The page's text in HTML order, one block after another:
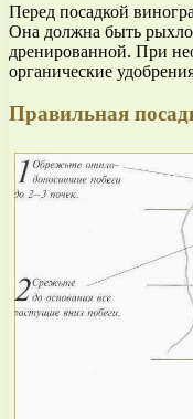
Перед посадкой
Она должна быть
дренированной. При
органические
Правильная